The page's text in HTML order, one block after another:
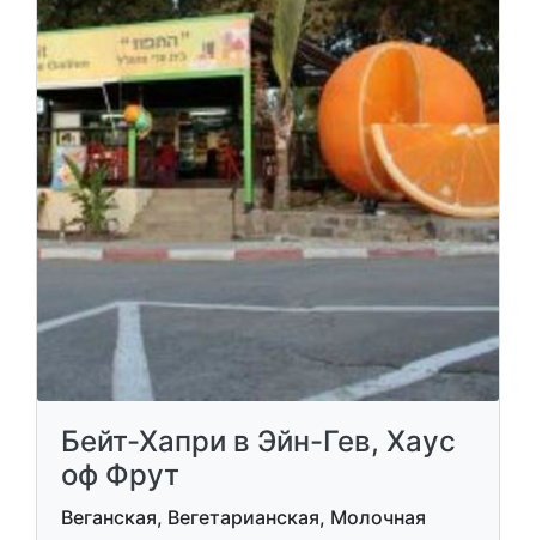
Бейт-Хапри в Эйн-Гев, Хаус
оф Фрут
Веганская, Вегетарианская, Молочная